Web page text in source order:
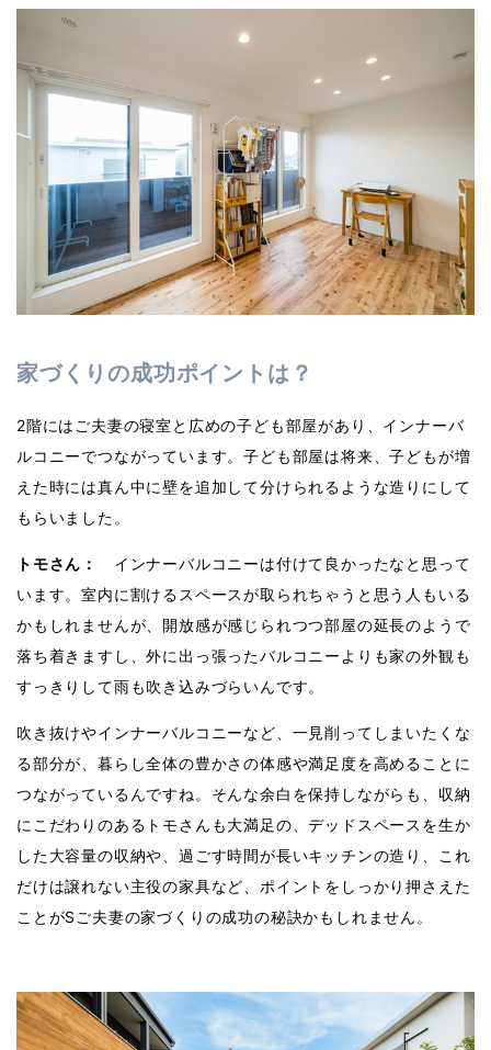
家づくりの成功ポイントは？
2階にはご夫妻の寝室と広めの子ども部屋があり、インナーバ
ルコニーでつながっています。子ども部屋は将来、子どもが増
えた時には真ん中に壁を追加して分けられるような造りにして
もらいました。
トモさん：
インナーバルコニーは付けて良かったなと思って
います。室内に割けるスペースが取られちゃうと思う人もいる
かもしれませんが、開放感が感じられつつ部屋の延長のようで
落ち着きますし、外に出っ張ったバルコニーよりも家の外観も
すっきりして雨も吹き込みづらいんです。
吹き抜けやインナーバルコニーなど、一見削ってしまいたくな
る部分が、暮らし全体の豊かさの体感や満足度を高めることに
つながっているんですね。そんな余白を保持しながらも、収納
にこだわりのあるトモさんも大満足の、デッドスペースを生か
した大容量の収納や、過ごす時間が長いキッチンの造り、これ
だけは譲れない主役の家具など、ポイントをしっかり押さえた
ことがSご夫妻の家づくりの成功の秘訣かもしれません。